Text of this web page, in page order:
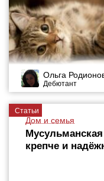
Ольга
Дебютант
Статьи
Дом и семья
крепче и